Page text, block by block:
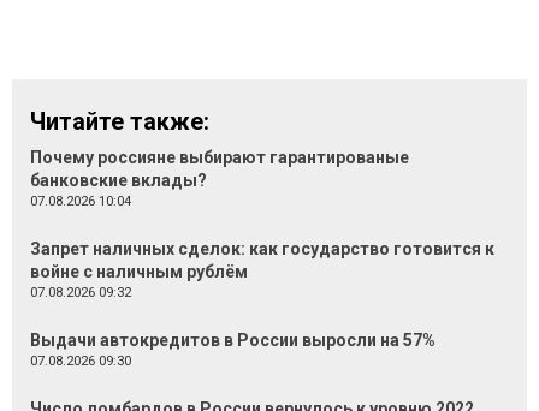
Читайте также:
Почему россияне выбирают гарантированые
банковские вклады?
07.08.2026 10:04
Запрет наличных сделок: как государство готовится к
войне с наличным рублём
07.08.2026 09:32
Выдачи автокредитов в России выросли на 57%
07.08.2026 09:30